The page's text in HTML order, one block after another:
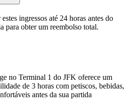
ingressos até 24 horas antes do
para obter um reembolso total.
no Terminal 1 do JFK oferece um
de 3 horas com petiscos, bebidas,
antes da sua partida